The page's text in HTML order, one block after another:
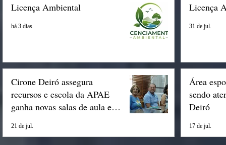
Licença Ambiental
há 3 dias
Licença
31 de jul.
Cirone Deiró assegura
recursos e escola da APAE
ganha novas salas de aula em
21 de jul.
Área
sendo
Deiró
17 de jul.